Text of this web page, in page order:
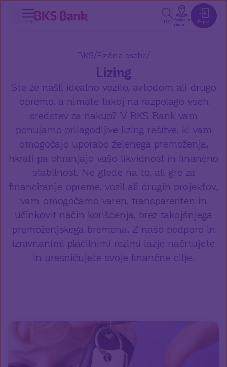
glavno vsebino
Meni Išči
Poslovne
enote
Prijava
BKS/Fizične osebe/
Lizing
Ste že našli idealno vozilo, avtodom ali drugo
opremo, a nimate takoj na razpolago vseh
sredstev za nakup? V BKS Bank vam
ponujamo prilagodljive lizing rešitve, ki vam
omogočajo uporabo želenega premoženja,
hkrati pa ohranjajo vašo likvidnost in finančno
stabilnost. Ne glede na to, ali gre za
financiranje opreme, vozil ali drugih projektov,
vam omogočamo varen, transparenten in
učinkovit način koriščenja, brez takojšnjega
premoženjskega bremena. Z našo podporo in
izravnanimi plačilnimi režimi lažje načrtujete
in uresničujete svoje finančne cilje.